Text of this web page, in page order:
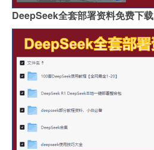
DeepSeek全套部署资料免费下载